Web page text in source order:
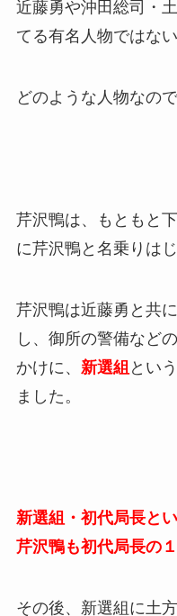
近藤勇や沖田総司・
てる有名人物ではない
どのような人物なの
芹沢鴨は、もともと
に芹沢鴨と名乗りはじ
芹沢鴨は近藤勇と共
し、御所の警備など
かけに、 新選組 とい
ました。
新選組・初代局長と
芹沢鴨も初代局長の
その後、新選組に土